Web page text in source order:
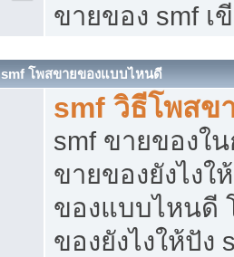
ขายของ smf เ
smf โพสขายของแบบไหนดี
smf วิธีโพสข
smf ขายของใ
ขายของยังไง
ของแบบไหนดี
ของยังไงให้ปั